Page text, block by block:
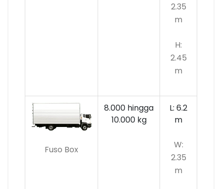
2.35
m
H:
2.45
m
Fuso Box
8.000 hingga
10.000 kg
L: 6.2
m
W:
2.35
m